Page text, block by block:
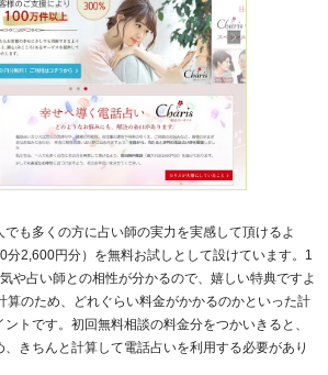
も多くの方に占い師の実力を実感して頂けるよ
分2,600円分）を無料お試しとして設けています。1
や占い師との相性が分かるので、嬉しい特典ですよ
算のため、どれぐらい料金がかかるのかといった計
トです。初回無料相談の料金分をつかいきると、
きちんと計算して電話占いを利用する必要があり